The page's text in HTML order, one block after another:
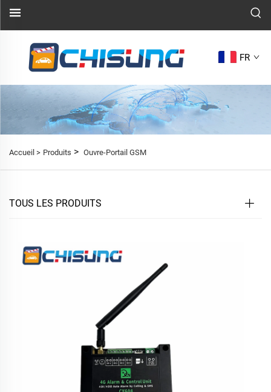
FR
Accueil > Produits > Ouvre-Portail GSM
TOUS LES PRODUITS